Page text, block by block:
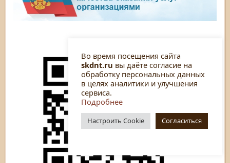
Во время посещения сайта
skdnt.ru вы даёте согласие на
обработку персональных данных
в целях аналитики и улучшения
сервиса.
Подробнее
Настроить Cookie Согласиться